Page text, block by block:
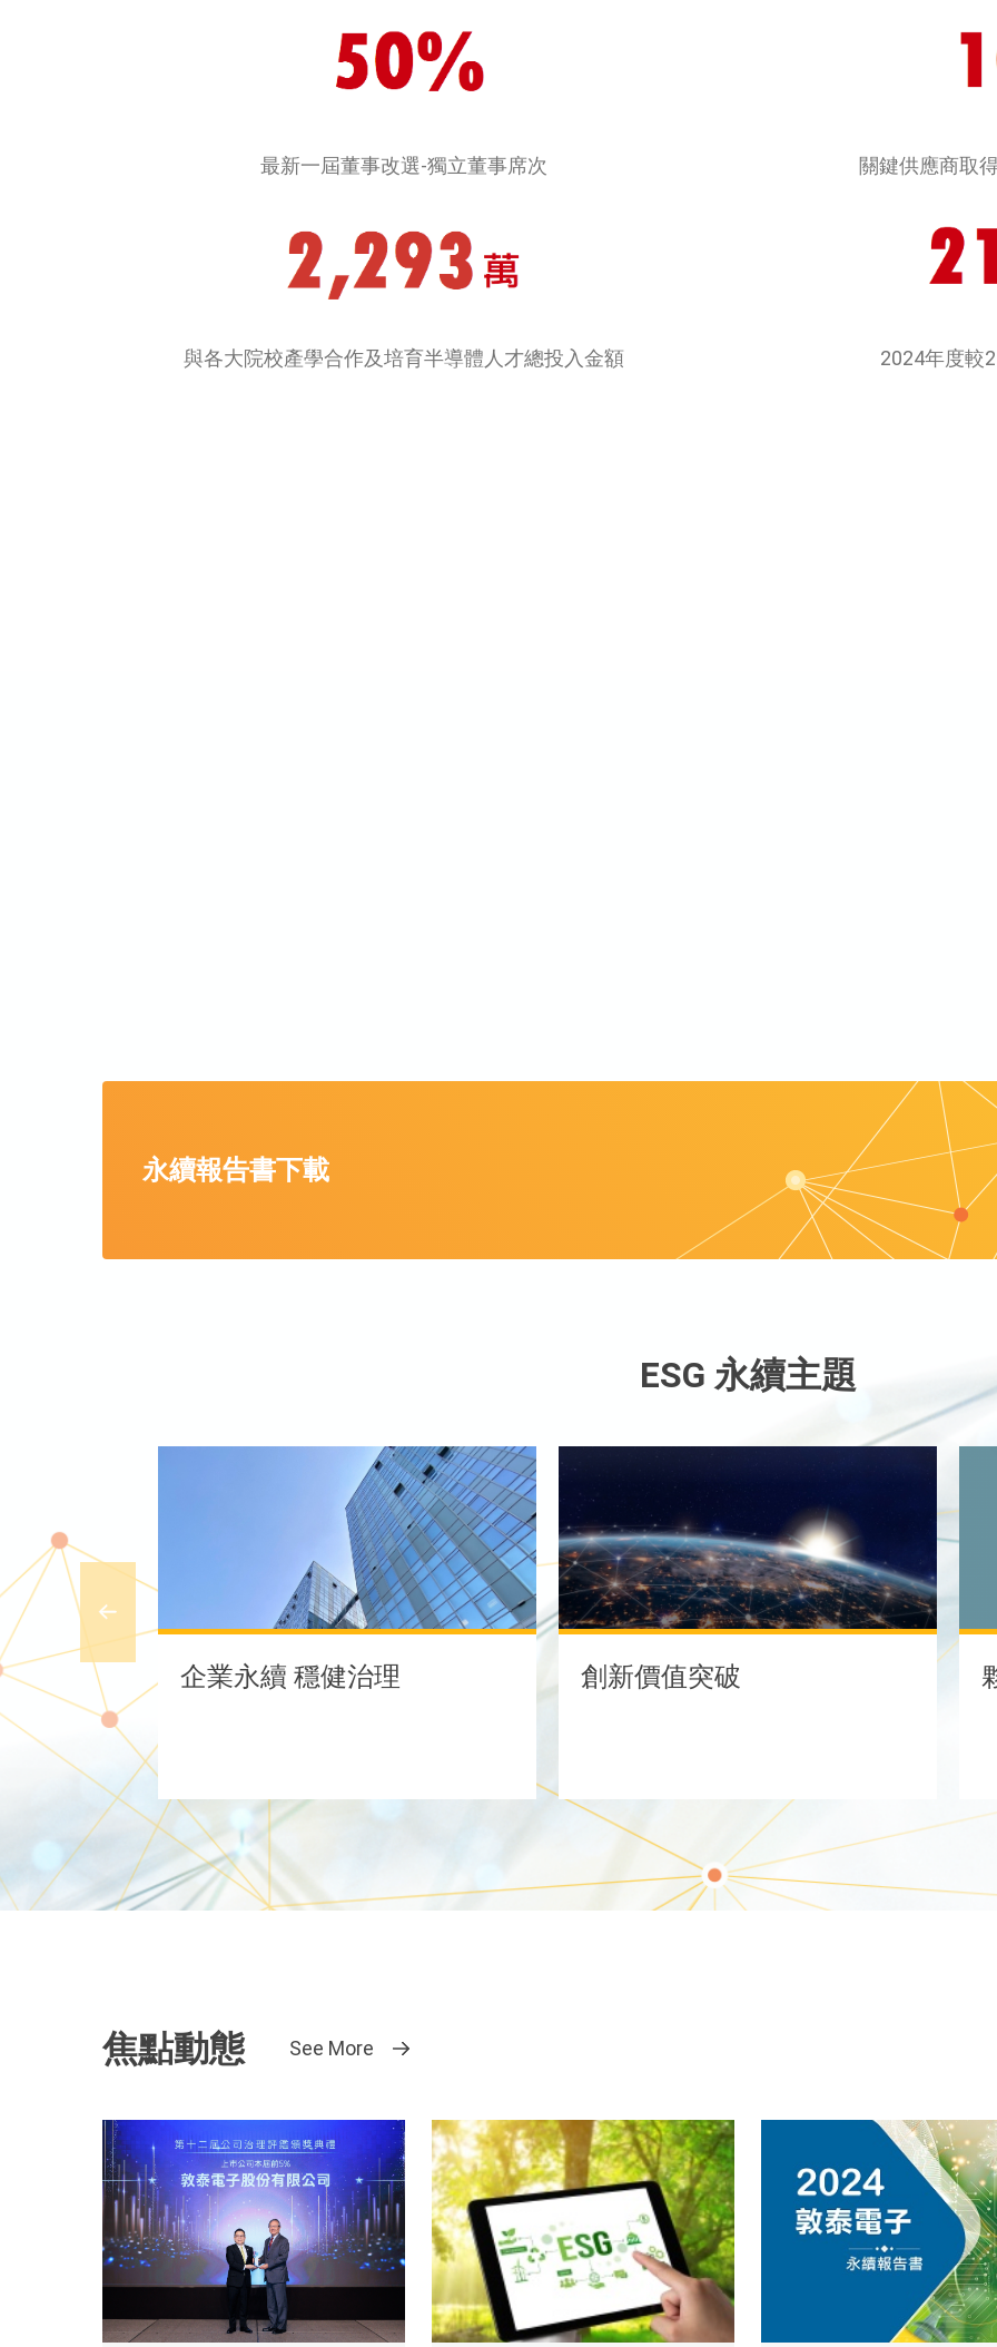
最新一屆董事改選-獨立董事席次
與各大院校產學合作及培育半導體人才總投入金額
關鍵供應商取
2024年度較
永續報告書下載
ESG 永續主題
企業永續 穩健治理 創新價值突破
焦點動態 See More